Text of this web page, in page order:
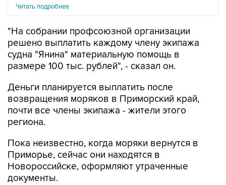
Читать подробнее
"На собрании профсоюзной организации
решено выплатить каждому члену экипажа
судна "Янина" материальную помощь в
размере 100 тыс. рублей", - сказал он.
Деньги планируется выплатить после
возвращения моряков в Приморский край,
почти все члены экипажа - жители этого
региона.
Пока неизвестно, когда моряки вернутся в
Приморье, сейчас они находятся в
Новороссийске, оформляют утраченные
документы.